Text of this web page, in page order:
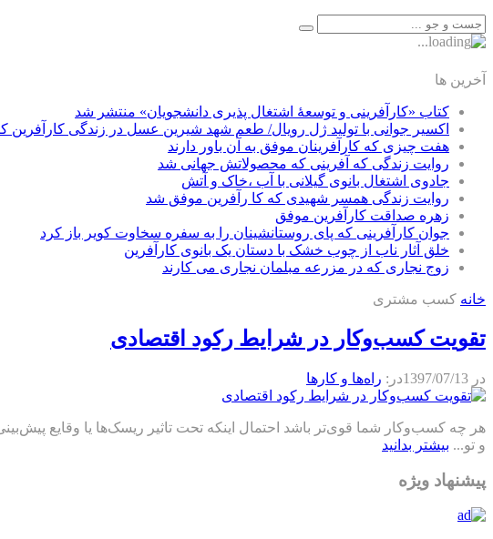
آخرین ها
کتاب «کارآفرینی و توسعۀ اشتغال پذیری دانشجویان» منتشر شد
اکسیر جوانی با تولید ژل رویال/ طعم شهد شیرین عسل‌ در زندگی کارآفرین
هفت چیزی که کارآفرینان موفق به آن باور دارند
روایت زندگی که آفرینی که محصولاتش جهانی شد
جادوی اشتغال بانوی گیلانی با آب ،خاک و آتش
روایت زندگی همسر شهیدی که کا رآفرین موفق شد
زهره صداقت کارآفرین موفق
جوان کارآفرینی که پای روستانشینان را به سفره سخاوت کویر باز کرد
خلق آثار ناب از چوب خشک با دستان یک بانوی کارآفرین
زوج نجاری که در مزرعه مبلمان نجاری می کارند
خانه کسب مشتری
تقویت کسب‌وکار در شرایط رکود اقتصادی
در 1397/07/13در: راه‌ها و كارها
هر چه کسب‌وکار شما قوی‌تر باشد احتمال اینکه تحت تاثیر ریسک‌ها یا وقایع
و تو... بیشتر بدانید
پیشنهاد ویژه